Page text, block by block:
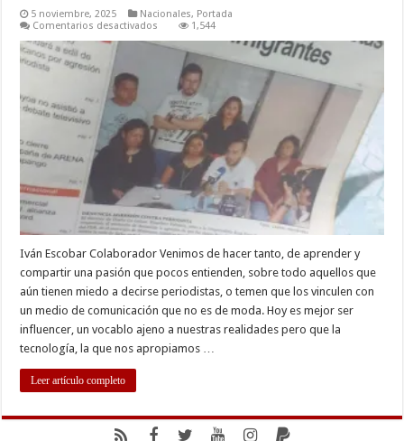
5 noviembre, 2025 Nacionales, Portada
Comentarios desactivados
al
diario
enseñó
vivir
el
periodismo
1,544
Iván Escobar Colaborador Venimos de hacer tanto, de aprender y
compartir una pasión que pocos entienden, sobre todo aquellos que
aún tienen miedo a decirse periodistas, o temen que los vinculen con
un medio de comunicación que no es de moda. Hoy es mejor ser
influencer, un vocablo ajeno a nuestras realidades pero que la
tecnología, la que nos apropiamos …
Leer artículo completo